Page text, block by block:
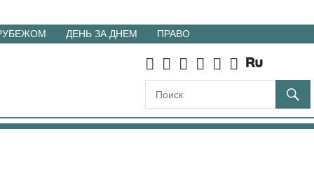
ДЕНЬ ЗА ДНЕМ ПРАВО